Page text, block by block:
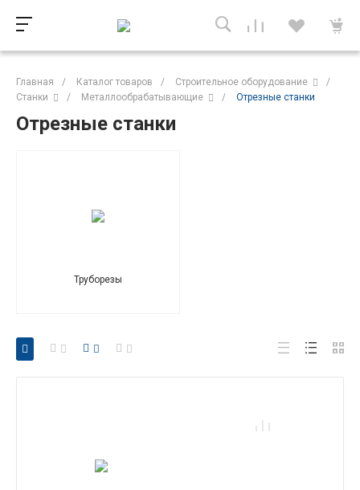
Главная / Каталог товаров / Строительное оборудование
/
Станки
/ Металлообрабатывающие / Отрезные станки
Отрезные станки
Труборезы